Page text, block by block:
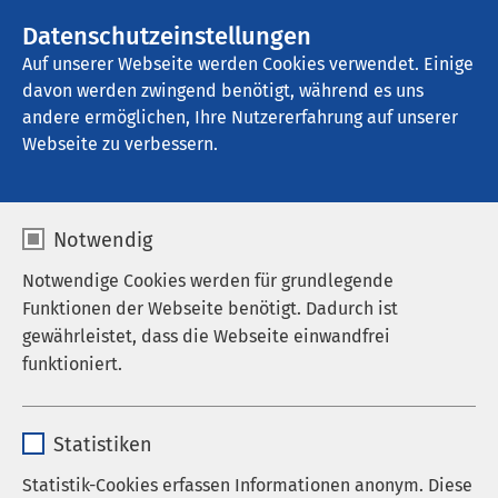
Datenschutzeinstellungen
Auf unserer Webseite werden Cookies verwendet. Einige
davon werden zwingend benötigt, während es uns
andere ermöglichen, Ihre Nutzererfahrung auf unserer
Webseite zu verbessern.
Notwendig
Notwendige Cookies werden für grundlegende
Funktionen der Webseite benötigt. Dadurch ist
gewährleistet, dass die Webseite einwandfrei
funktioniert.
Anbieter sgalinski
Statistiken
Statistik-Cookies erfassen Informationen anonym. Diese
AMEOS Poliklinikum Neuburg
06.02.2023
AMEOS Klinikum St. Elisabeth
Neuburg
AMEOS Poliklinikum Neuburg
Parkdeck größtenteils wieder
Nach erfolgter bautechnischer Prüfung des